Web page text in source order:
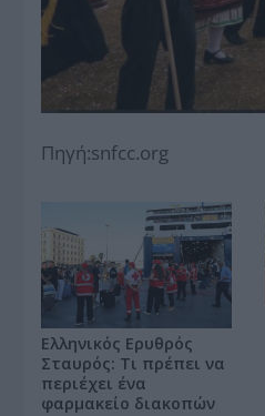
Πηγή:snfcc.org
Ελληνικός Ερυθρός
Σταυρός: Τι πρέπει να
περιέχει ένα
φαρμακείο διακοπών